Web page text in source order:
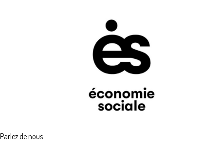
Parlez de nous